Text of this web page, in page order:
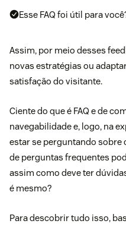
Esse FAQ foi útil para
Assim, por meio desses
novas estratégias ou
satisfação do visitante.
Ciente do que é FAQ e de
navegabilidade e, logo, na
estar se perguntando sobre
de perguntas frequentes
assim como deve ter
é mesmo?
Para descobrir tudo isso,